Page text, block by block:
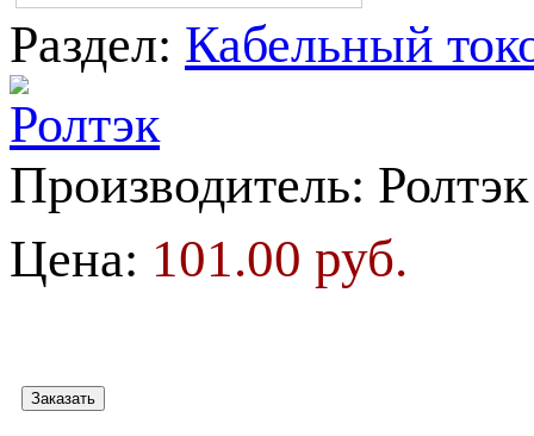
Раздел: Кабельный
Производитель: Ролтэк
Цена: 101.00 руб.